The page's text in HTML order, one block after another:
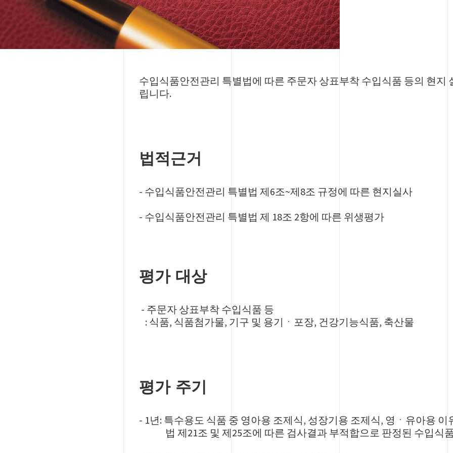
수입식품안전관리 특별법에 따른 주문자 상표부착 수입식품 등의 현지
립니다.
법적근거
- 수입식품안전관리 특별법 제6조~제8조 규정에 따른 현지실사
- 수입식품안전관리 특별법 제 18조 2항에 따른 위생평가
평가 대상
- 주문자 상표부착 수입식품 등
: 식품, 식품첨가물, 기구 및 용기ㆍ포장, 건강기능식품, 축산물
평가 주기
- 1년: 특수용도 식품 중 영아용 조제식, 성장기용 조제식, 영ㆍ유아용 이
법 제21조 및 제25조에 따른 검사결과 부적합으로 판정된 수입식